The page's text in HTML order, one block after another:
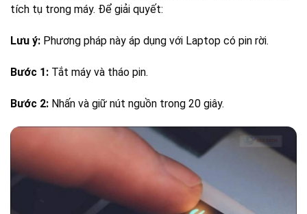
tích tụ trong máy. Để giải quyết:
Lưu ý: Phương pháp này áp dụng với Laptop có pin rời.
Bước 1: Tắt máy và tháo pin.
Bước 2: Nhấn và giữ nút nguồn trong 20 giây.